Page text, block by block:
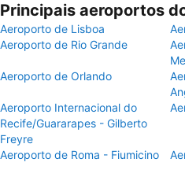
Principais aeroportos
Aeroporto de Lisboa
Aeroporto de Rio Grande
Aeroporto de Orlando
Aeroporto Internacional do
Recife/Guararapes - Gilberto
Freyre
Aeroporto de Roma - Fiumicino